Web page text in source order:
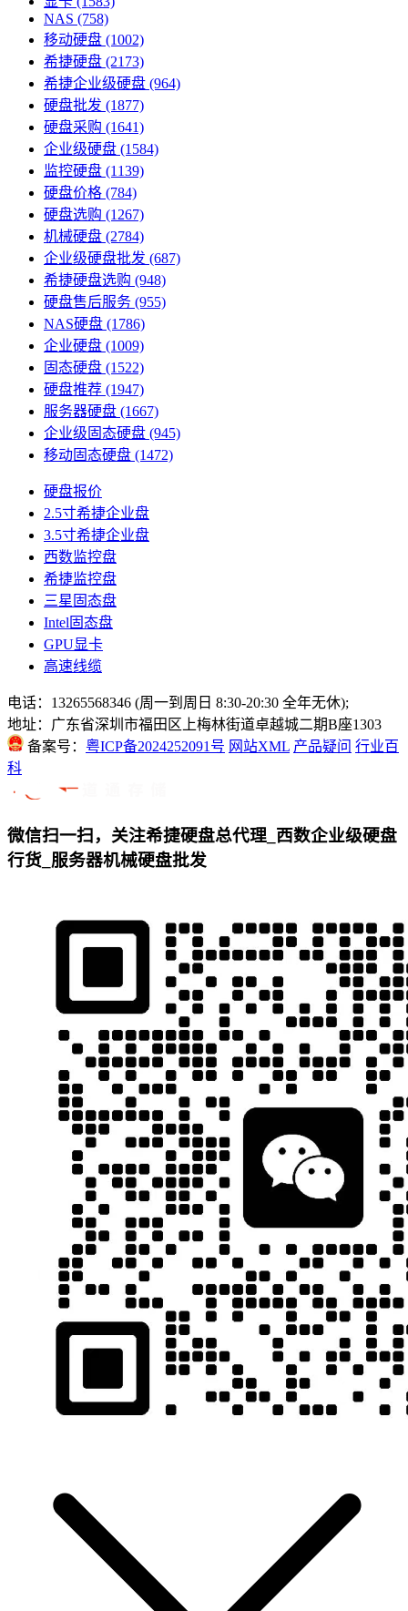
NAS (758)
移动硬盘 (1002)
希捷硬盘 (2173)
希捷企业级硬盘 (964)
硬盘批发 (1877)
硬盘采购 (1641)
企业级硬盘 (1584)
监控硬盘 (1139)
硬盘价格 (784)
硬盘选购 (1267)
机械硬盘 (2784)
企业级硬盘批发 (687)
希捷硬盘选购 (948)
硬盘售后服务 (955)
NAS硬盘 (1786)
企业硬盘 (1009)
固态硬盘 (1522)
硬盘推荐 (1947)
服务器硬盘 (1667)
企业级固态硬盘 (945)
移动固态硬盘 (1472)
硬盘报价
2.5寸希捷企业盘
3.5寸希捷企业盘
西数监控盘
希捷监控盘
三星固态盘
Intel固态盘
GPU显卡
高速线缆
电话：13265568346 (周一到周日 8:30-20:30 全年无休);
地址：广东省深圳市福田区上梅林街道卓越城二期B座1303
备案号： 粤ICP备2024252091号 网站XML 产品疑问 行业百
科
微信扫一扫，关注希捷硬盘总代理_西数企业级硬盘
行货_服务器机械硬盘批发